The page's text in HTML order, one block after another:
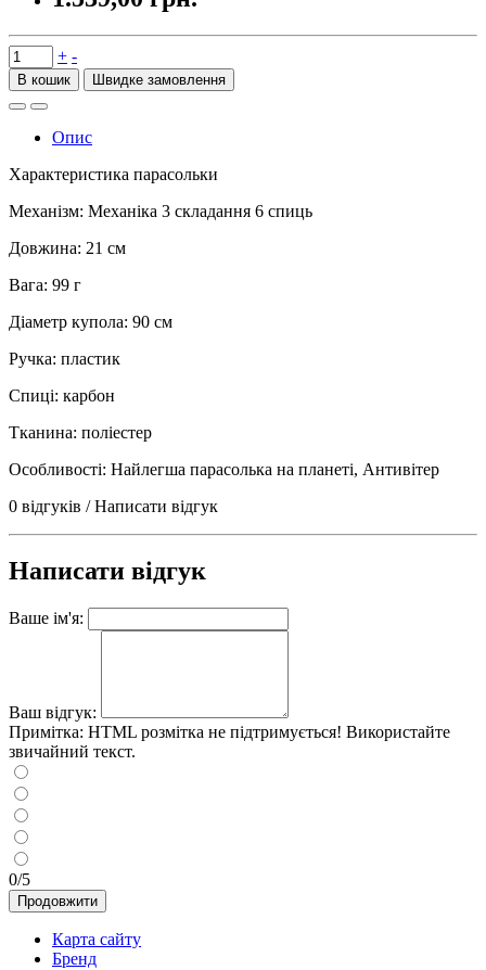
+ -
В кошик
Опис
Характеристика парасольки
Механізм: Механіка 3 складання 6 спиць
Довжина: 21 см
Вага: 99 г
Діаметр купола: 90 см
Ручка: пластик
Спиці: карбон
Тканина: поліестер
Особливості: Найлегша парасолька на планеті, Антивітер
0 відгуків /Написати відгук
Написати відгук
Ваше ім'я:
Ваш відгук:
Примітка: HTML розмітка не підтримується! Використайте
звичайний текст.
0/5
Продовжити
Карта сайту
Бренд